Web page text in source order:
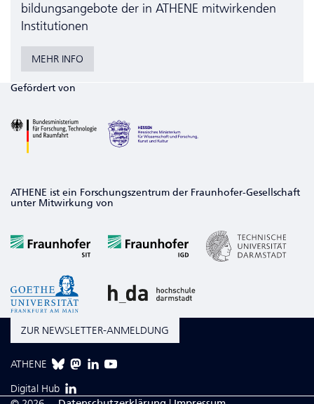
bildungs­angebote der in ATHENE mitwirkenden
Institutionen
MEHR INFO
Gefördert von
ATHENE ist ein Forschungszentrum der Fraunhofer-Gesellschaft
unter Mitwirkung von
ZUR NEWSLETTER-ANMELDUNG
ATHENE
Digital Hub